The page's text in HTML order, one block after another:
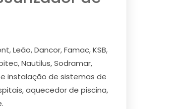
Leão, Dancor, Famac, KSB,
Nautilus, Sodramar,
instalação de sistemas de
aquecedor de piscina,